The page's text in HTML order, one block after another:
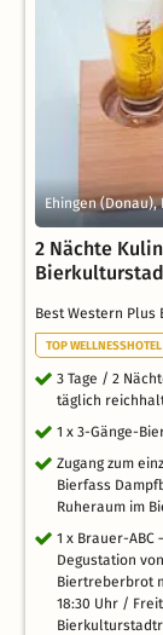
Ehingen
2 Nächte
Best Western
TOP WELLNESSHOTEL
3 Tage / 2
täglich
1 x 3-Gänge-
Zugang zum
Bierfass
Ruheraum im
1 x Brauer-
Degustation
Biertreberbrot
18:30 Uhr /